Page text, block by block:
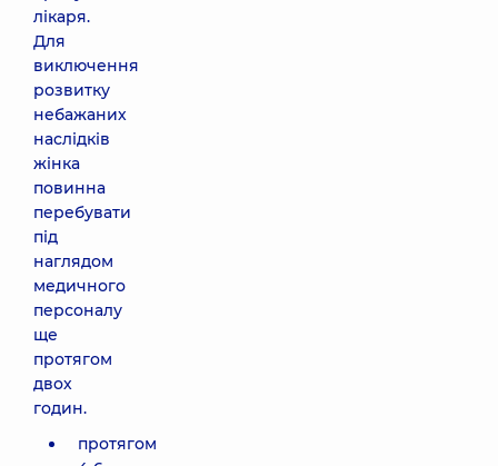
лікаря.
Для
виключення
розвитку
небажаних
наслідків
жінка
повинна
перебувати
під
наглядом
медичного
персоналу
ще
протягом
двох
годин.
протягом